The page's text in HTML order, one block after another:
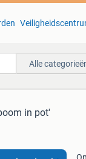
Alle
in pot'